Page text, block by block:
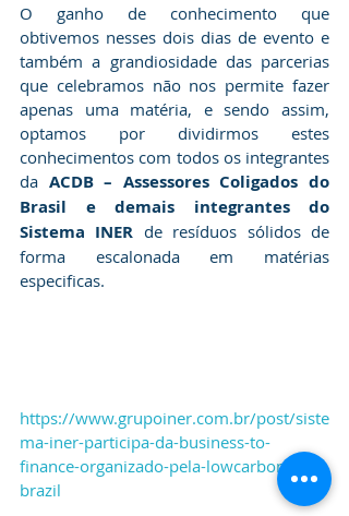
O ganho de conhecimento que
obtivemos nesses dois dias de evento e
também a grandiosidade das parcerias
que celebramos não nos permite fazer
apenas uma matéria, e sendo assim,
optamos por dividirmos estes
conhecimentos com todos os integrantes
da ACDB – Assessores Coligados do
Brasil e demais integrantes do
Sistema INER de resíduos sólidos de
forma escalonada em matérias
especificas.
https://www.grupoiner.com.br/post/siste
ma-iner-participa-da-business-to-
finance-organizado-pela-lowcarbon-
brazil